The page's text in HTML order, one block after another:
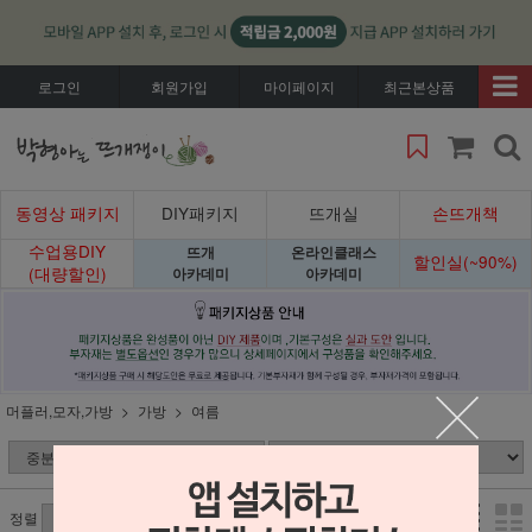
로그인 회원가입 마이페이지 최근본상품
동영상 패키지 DIY패키지 뜨개실
손뜨개책
수업용DIY
(대량할인)
뜨개
아카데미
온라인클래스
아카데미
할인실(~90%)
머플러,모자,가방 가방 여름
정렬